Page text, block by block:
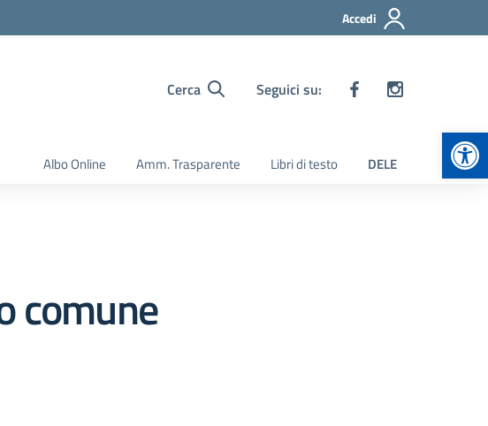
Accedi
Cerca Seguici su:
Albo Online Amm. Trasparente Libri di testo DELE
comune